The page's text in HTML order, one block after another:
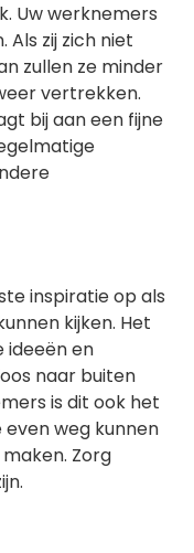
Uw werknemers
Als zij zich niet
zullen ze minder
vertrekken.
bij aan een fijne
inspiratie op als
kijken. Het
ideeën en
naar buiten
is dit ook het
weg kunnen
Zorg